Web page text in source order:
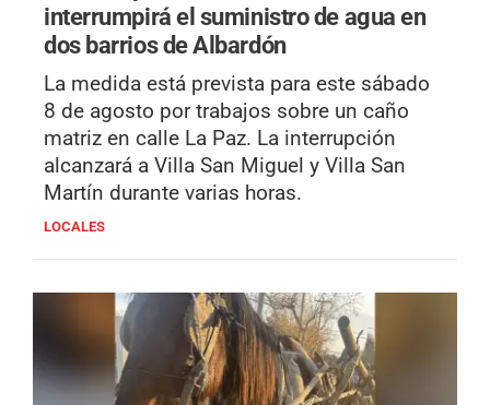
interrumpirá el suministro de agua en
dos barrios de Albardón
La medida está prevista para este sábado
8 de agosto por trabajos sobre un caño
matriz en calle La Paz. La interrupción
alcanzará a Villa San Miguel y Villa San
Martín durante varias horas.
LOCALES